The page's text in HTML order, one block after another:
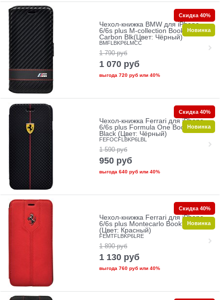
Чехол-книжка BMW для iPhone
6/6s plus M-collection Booktype
Carbon Blk(Цвет: Чёрный)
BMFLBKP6LMCC
1 790 руб
1 070 руб
выгода 720 рубили 40%
Скидка 40%
Новинка
Чехол-книжка Ferrari для iPhone
6/6s plus Formula One Booktype
Black (Цвет: Чёрный)
FEFOCFLBKP6LBL
1 590 руб
950 руб
выгода 640 рубили 40%
Скидка 40%
Новинка
Чехол-книжка Ferrari для iPhone
6/6s plus Montecarlo Booktype Red
(Цвет: Красный)
FEMTFLBKP6LRE
1 890 руб
1 130 руб
выгода 760 рубили 40%
Скидка 40%
Новинка